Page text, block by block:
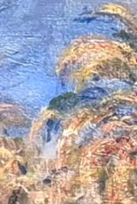
Aller
au
contenu